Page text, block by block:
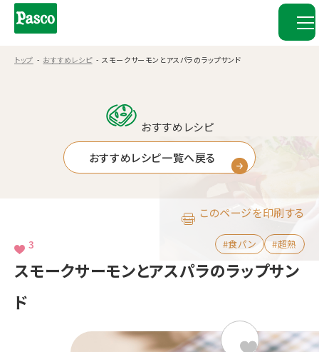
トップ おすすめレシピ スモークサーモンとアスパラのラップサンド
おすすめレシピ
おすすめレシピ一覧へ戻る
スモークサーモンとアスパラのラップサン
ド
3 #食パン #超熟
このページを印刷する